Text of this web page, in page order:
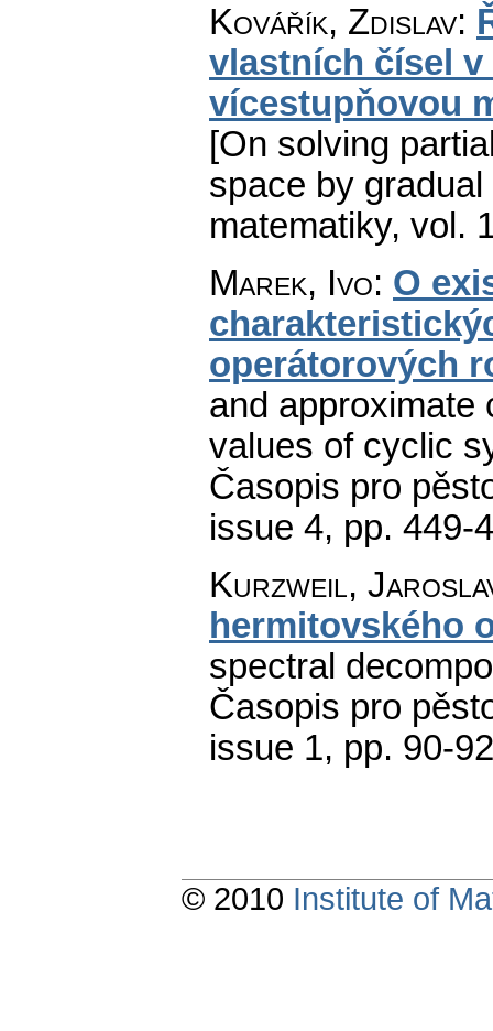
Kovářík, Zdislav:
vlastních čísel
vícestupňovou
[On solving
space by
matematiky, vol.
Marek, Ivo: O
operátorových
and approximate
values of cyclic
Časopis pro
issue 4, pp. 449-
Kurzweil,
hermitovského
spectral
Časopis pro
issue 1, pp. 90-92
© 2010 Institute of